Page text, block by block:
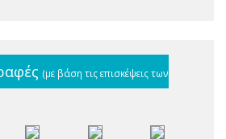
(με βάση τις επισκέψεις των